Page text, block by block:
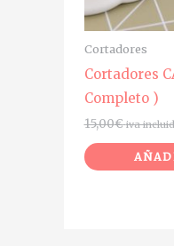
Cortadores
Cortadores
Completo )
15,00€ iva